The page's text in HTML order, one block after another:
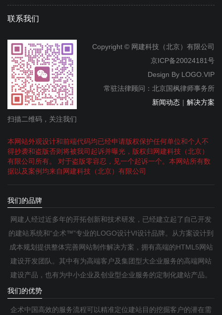
联系我们
扫描二维码，关注我们
Copyright © 网建科技（北京）有限公司
京ICP备20024181号
Design By LOGO.VIP
常驻法律顾问：北京国枫律师事务所
新闻动态 | 解决方案
本网站外观设计和前端代码均已经申请版权保护任何单位和个人不
得抄袭和盗版否则将被我司起诉并曝光，版权归网建科技（北京）
有限公司所有。 对于盗版零容忍，见一个起诉一个。本网站所有数
据以及案例均来自网建科技（北京）有限公司
我们的品牌
网建人经过近多年的开拓创新和技术研发，已经建立起了自己开发
的建站系统和“企术™”专业的LOGO设计VI设计品牌。从方案设计到
成本规划提供整体完善网站制作解决方案，拥有高端的HTML5网站
建设开发团队。其中有为高端客户及集团型大企业服务的高端网站
建设产品，也有为中小企业及创业型企业服务的定制化建站产品。
我们的优势
企术中国高效的服务流程可以精准定位建站目的挖掘客户的潜在需